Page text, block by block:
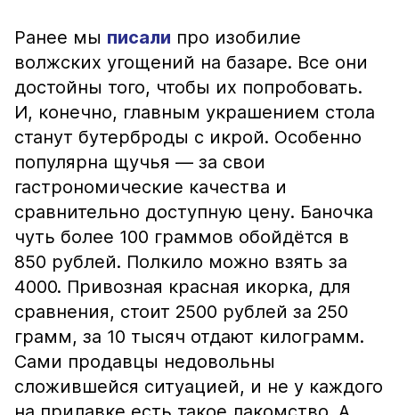
Ранее мы писали про изобилие
волжских угощений на базаре. Все они
достойны того, чтобы их попробовать.
И, конечно, главным украшением стола
станут бутерброды с икрой. Особенно
популярна щучья — за свои
гастрономические качества и
сравнительно доступную цену. Баночка
чуть более 100 граммов обойдётся в
850 рублей. Полкило можно взять за
4000. Привозная красная икорка, для
сравнения, стоит 2500 рублей за 250
грамм, за 10 тысяч отдают килограмм.
Сами продавцы недовольны
сложившейся ситуацией, и не у каждого